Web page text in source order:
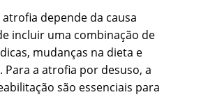
depende da causa
incluir uma combinação de
mudanças na dieta e
Para a atrofia por desuso, a
são essenciais para